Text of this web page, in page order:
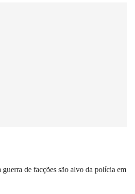
de facções são alvo da polícia em